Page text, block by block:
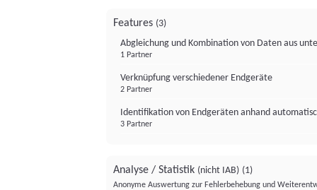
Features (3)
Abgleichung und Kombination von Daten aus
1 Partner
Verknüpfung verschiedener Endgeräte
2 Partner
Identifikation von Endgeräten anhand
3 Partner
Analyse / Statistik (nicht IAB) (1)
Anonyme Auswertung zur Fehlerbehebung und